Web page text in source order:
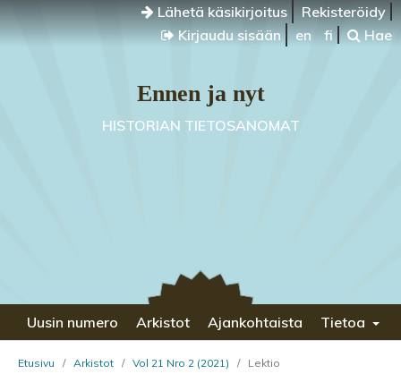
Lähetä käsikirjoitus
Rekisteröidy
Kirjaudu sisään
en fi Hae
Ennen ja nyt
HISTORIAN TIETOSANOMAT
Uusin numero Arkistot Ajankohtaista Tietoa
Etusivu / Arkistot / Vol 21 Nro 2 (2021) / Lektio